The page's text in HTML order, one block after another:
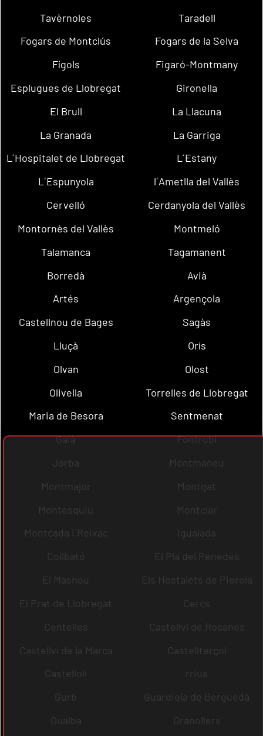
Tavèrnoles
Taradell
Fogars de Montclús
Fogars de la Selva
Fígols
Figaró-Montmany
Esplugues de Llobregat
Gironella
El Brull
La Llacuna
La Granada
La Garriga
L´Hospitalet de Llobregat
L´Estany
L´Espunyola
l´Ametlla del Vallès
Cervelló
Cerdanyola del Vallès
Montornès del Vallès
Montmeló
Talamanca
Tagamanent
Borredà
Avià
Artés
Argençola
Castellnou de Bages
Sagàs
Lluçà
Orís
Olvan
Olost
Olivella
Torrelles de Llobregat
Maria de Besora
Sentmenat
Gaià
Fontrubí
Jorba
Montmaneu
Montmajor
Montgat
Montesquiu
Montclar
Montcada i Reixac
Igualada
Collbató
El Pla del Penedès
El Masnou
Els Hostalets de Pierola
El Prat de Llobregat
Cercs
Centelles
Castellví de Rosanes
Castellví de la Marca
Castellterçol
Castellolí
rrius
Gurb
Guardiola de Berguedà
Gualba
Granollers